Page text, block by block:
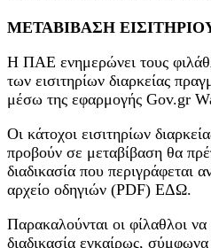
ΜΕΤΑΒΙΒΑΣΗ
Η ΠΑΕ ενημερώνει τους
των εισιτηρίων διαρκείας
μέσω της εφαρμογής Gov.gr
Οι κάτοχοι εισιτηρίων
προβούν σε μεταβίβαση θα
διαδικασία που περιγράφεται
αρχείο οδηγιών (PDF) ΕΔΩ.
Παρακαλούνται οι φίλαθλοι
διαδικασία εγκαίρως,